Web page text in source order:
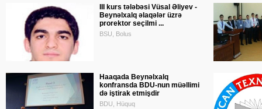
III kurs tələbəsi Vüsal Əliyev -
Beynəlxalq əlaqələr üzrə
prorektor seçilmi ...
BSU, Bolus
Haaqada Beynəlxalq
konfransda BDU-nun müəllimi
də iştirak etmişdir
BDU, Hüquq